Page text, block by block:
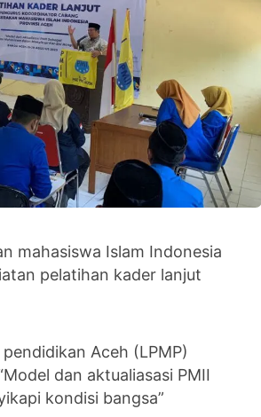
mahasiswa Islam Indonesia
pelatihan kader lanjut
Aceh (LPMP)
dan aktualiasasi PMII
kondisi bangsa”